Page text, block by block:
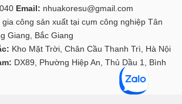
Email: nhuakoresu@gmail.com
công sản xuất tại cụm công nghiệp Tân
Giang, Bắc Giang
Kho Mặt Trời, Chân Cầu Thanh Trì, Hà Nội
DX89, Phường Hiệp An, Thủ Dầu 1, Bình